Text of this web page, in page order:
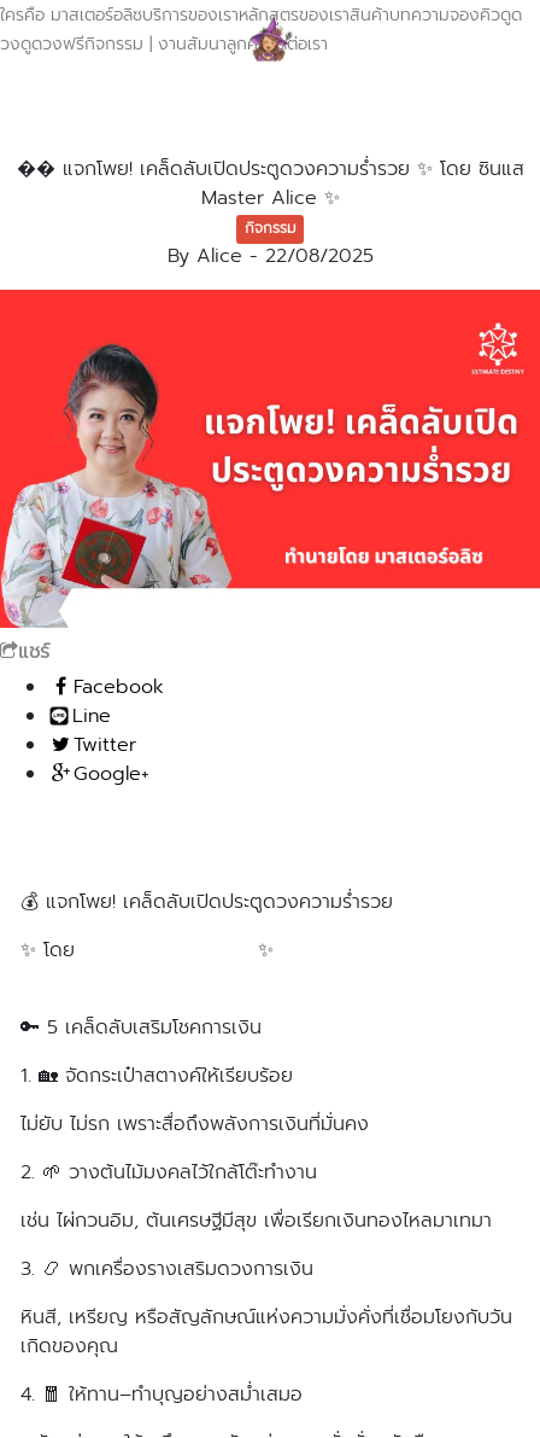
ใครคือ มาสเตอร์อลิซบริการของเราหลักสูตรของเราสินค้าบทความจองคิวดูด
วงดูดวงฟรีกิจกรรม | งานสัมนาลูกค้าติดต่อเรา
�� แจกโพย! เคล็ดลับเปิดประตูดวงความร่ำรวย ✨ โดย ซินแส
Master Alice ✨
กิจกรรม
By Alice - 22/08/2025
แชร์
Facebook
Line
Twitter
Google+
💰 แจกโพย! เคล็ดลับเปิดประตูดวงความร่ำรวย
✨ โดย
✨
🔑 5 เคล็ดลับเสริมโชคการเงิน
1. 🏡 จัดกระเป๋าสตางค์ให้เรียบร้อย
ไม่ยับ ไม่รก เพราะสื่อถึงพลังการเงินที่มั่นคง
2. 🌱 วางต้นไม้มงคลไว้ใกล้โต๊ะทำงาน
เช่น ไผ่กวนอิม, ต้นเศรษฐีมีสุข เพื่อเรียกเงินทองไหลมาเทมา
3. 📿 พกเครื่องรางเสริมดวงการเงิน
หินสี, เหรียญ หรือสัญลักษณ์แห่งความมั่งคั่งที่เชื่อมโยงกับวัน
เกิดของคุณ
4. 🧧 ให้ทาน–ทำบุญอย่างสม่ำเสมอ